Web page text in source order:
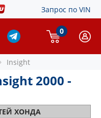
Запрос по VIN
0
Insight
2000 -
ХОНДА